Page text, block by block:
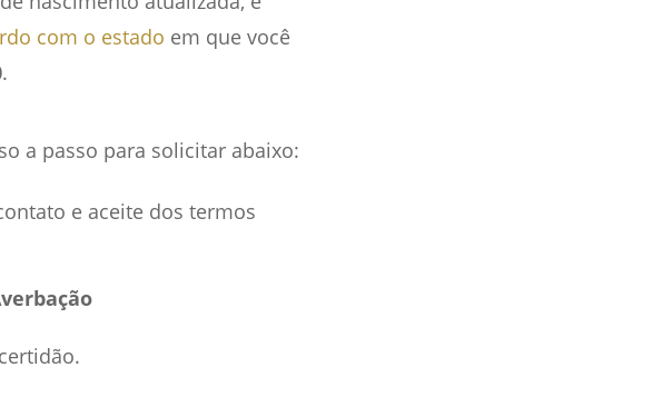
com o estado em que você
.
a passo para solicitar abaixo:
e aceite dos termos